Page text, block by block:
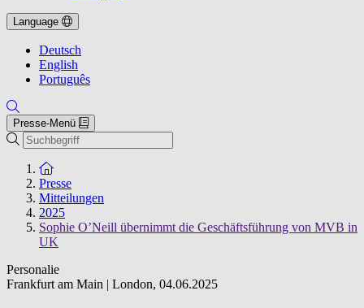
Language
Deutsch
English
Português
Presse-Menü
Suche
Zur Startseite
Presse
Mitteilungen
2025
Sophie O’Neill übernimmt die Geschäftsführung von MVB in
UK
Personalie
Frankfurt am Main | London, 04.06.2025